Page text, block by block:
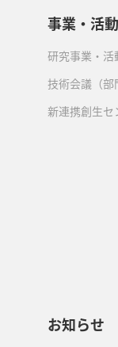
事業・活
研究事業・活
技術会議（部
新連携創生
お知らせ